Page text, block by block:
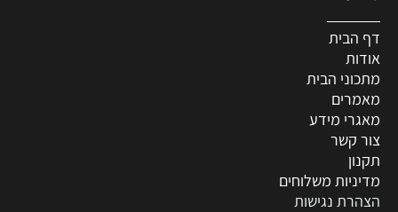
דף הבית
אודות
מתכוני הבית
מאמרים
מאגרי מידע
צור קשר
תקנון
מדיניות משלוחים
הצהרת נגישות